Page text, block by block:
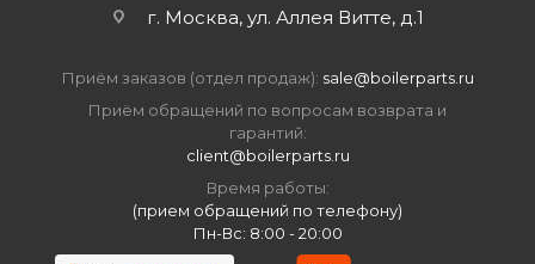
г. Москва, ул. Аллея Витте, д.1
Приём заказов (отдел продаж): sale@boilerparts.ru
Приём обращений по вопросам возврата и
гарантий:
client@boilerparts.ru
Время работы:
(прием обращений по телефону)
Пн-Вс: 8:00 - 20:00